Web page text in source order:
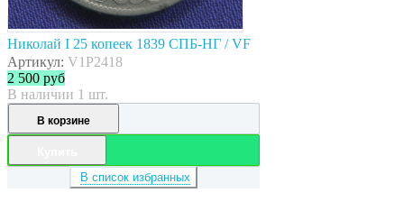
Николай I 25 копеек 1839 СПБ-НГ / VF
Артикул: V1P2418
2 500 руб
В наличии 1 шт.
В корзине
В список избранных